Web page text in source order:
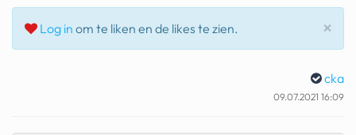
pokemon kaarten
fomo
×
Log in om te liken en de likes te zien.
cka
09.07.2021 16:09